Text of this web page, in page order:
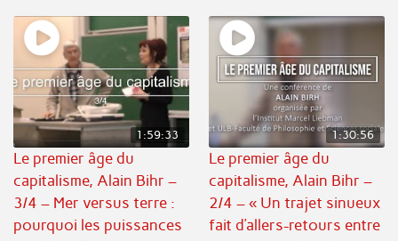
1:59:33
Le premier âge du
capitalisme, Alain Bihr –
3/4 – Mer versus terre :
pourquoi les puissances
1:30:56
Le premier âge du
capitalisme, Alain Bihr –
2/4 – « Un trajet sinueux
fait d’allers-retours entre